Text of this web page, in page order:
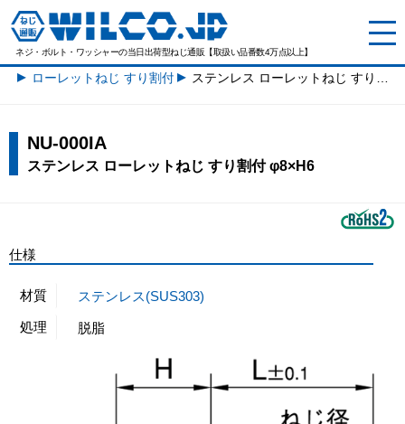
ネジ・ボルト・ワッシャーの当日出荷型ねじ通販【取扱い品番数4万点以上】
ローレットねじ すり割付一覧
NU-000IA
ステンレス ローレットねじ すり割付 φ8×H6
仕様
材質
ステンレス(SUS303)
処理
脱脂